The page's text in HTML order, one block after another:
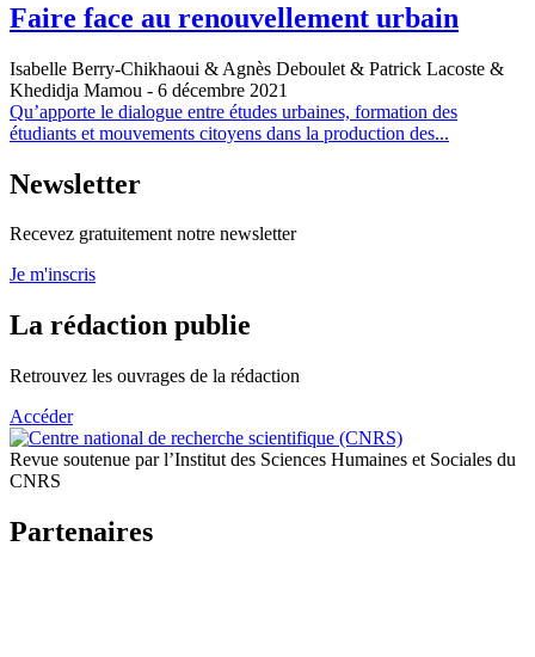
Faire face au renouvellement urbain
Isabelle Berry-Chikhaoui & Agnès Deboulet & Patrick Lacoste &
Khedidja Mamou - 6 décembre 2021
Qu’apporte le dialogue entre études urbaines, formation des
étudiants et mouvements citoyens dans la production des...
Newsletter
Recevez gratuitement notre newsletter
Je m'inscris
La rédaction publie
Retrouvez les ouvrages de la rédaction
Accéder
Revue soutenue par l’Institut des Sciences Humaines et Sociales du
CNRS
Partenaires